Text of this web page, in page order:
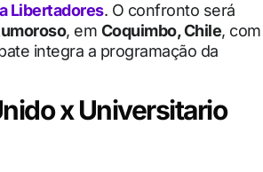
Libertadores. O confronto será
, em Coquimbo, Chile, com
integra a programação da
x Universitario